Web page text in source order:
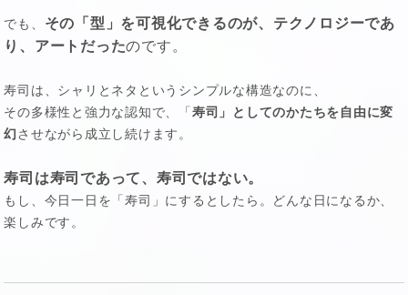
でも、 その「型」を可視化できるのが、テクノロジーであ
り、アートだったのです。
寿司は、シャリとネタというシンプルな構造なのに、
その多様性と強力な認知で、「寿司」としてのかたちを自由に変
幻 させながら成立し続けます。
寿司は寿司であって、寿司ではない。
もし、今日一日を「寿司」にするとしたら。どんな日になるか、
楽しみです。